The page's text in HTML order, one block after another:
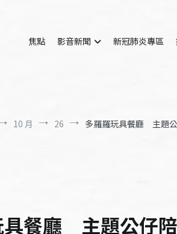
焦點
影音新聞 新冠肺炎專區
10 月 26 多羅羅玩具餐廳 主題
具餐廳 主題公仔